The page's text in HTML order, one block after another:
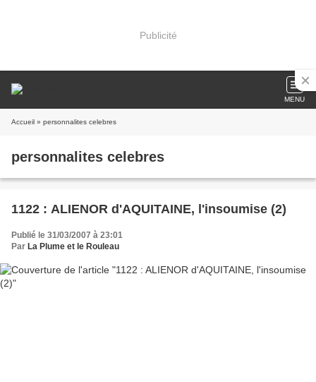
Publicité
MENU
Accueil » personnalites celebres
personnalites celebres
1122 : ALIENOR d'AQUITAINE, l'insoumise (2)
Publié le 31/03/2007 à 23:01
Par La Plume et le Rouleau